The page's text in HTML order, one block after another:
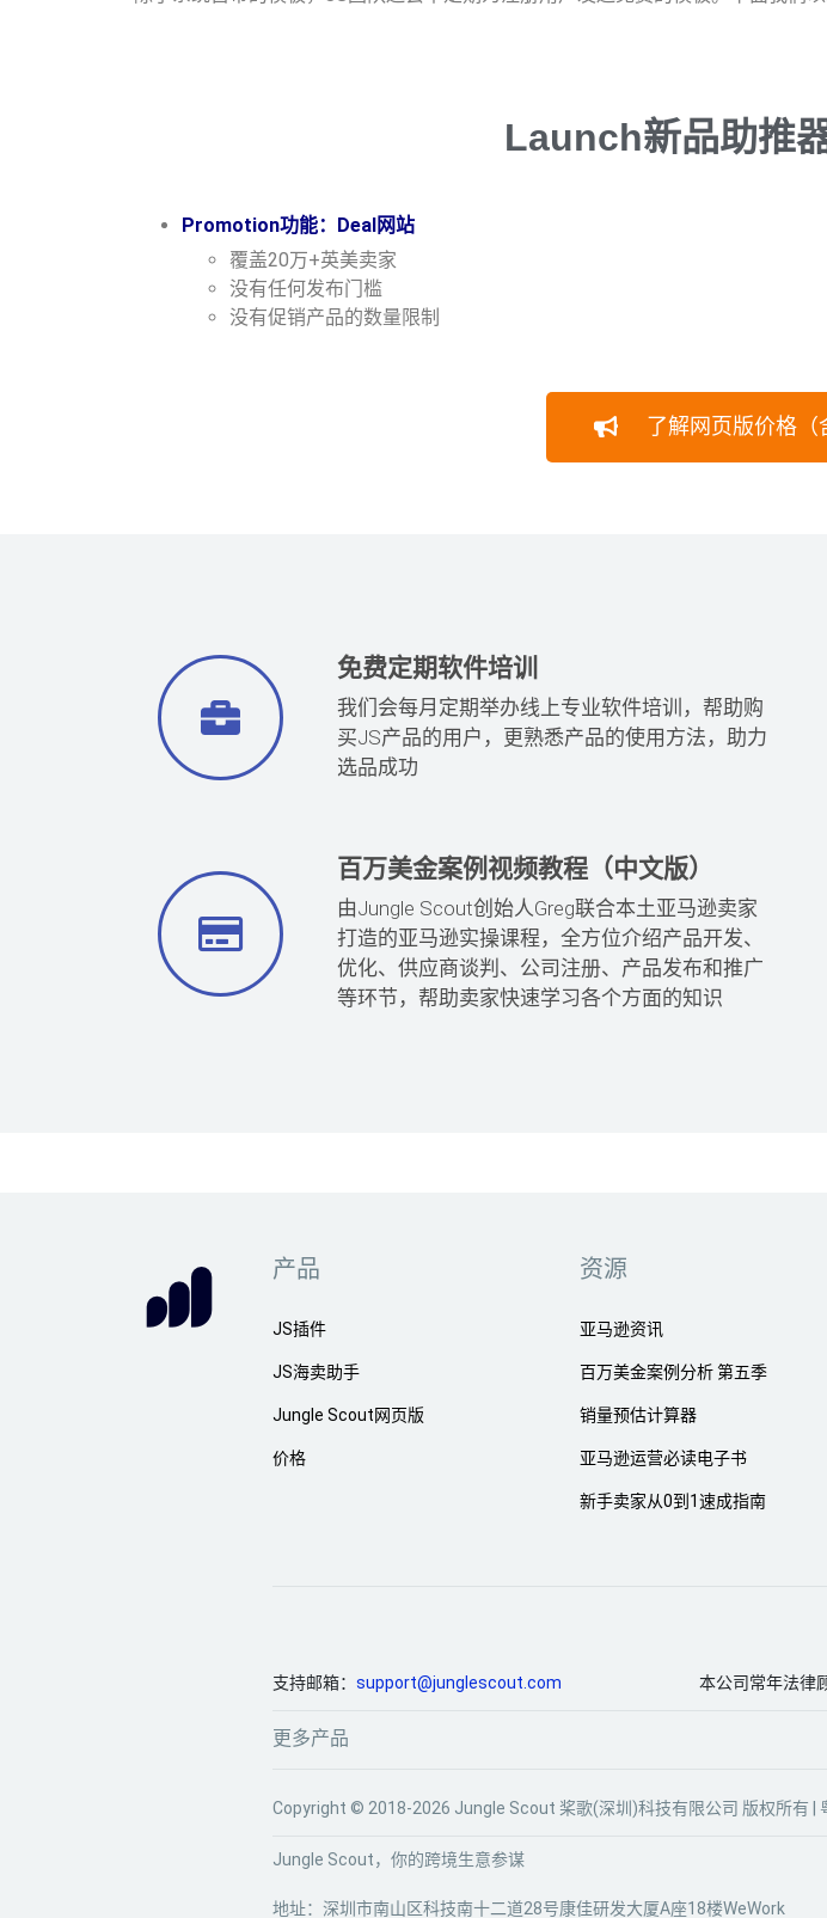
Launch新品助推
Promotion功能：Deal网站
覆盖20万+英美卖家
没有任何发布门槛
️没有促销产品的数量限制
了解网页版价格（
免费定期软件培训
我们会每月定期举办线上专业软件培训，帮助购
买JS产品的用户，更熟悉产品的使用方法，助力
选品成功
百万美金案例视频教程（中文版）
由Jungle Scout创始人Greg联合本土亚马逊卖家
打造的亚马逊实操课程，全方位介绍产品开发、
优化、供应商谈判、公司注册、产品发布和推广
等环节，帮助卖家快速学习各个方面的知识
产品
JS插件
JS海卖助手
Jungle Scout网页版
价格
资源
亚马逊资讯
百万美金案例分析 第五季
销量预估计算器
亚马逊运营必读电子书
新手卖家从0到1速成指南
支持邮箱： support@junglescout.com 本公司常年法律
更多产品
Copyright © 2018-2026 Jungle Scout 桨歌(深圳)科技有限公司 版权所有 |
Jungle Scout，你的跨境生意参谋
地址：深圳市南山区科技南十二道28号康佳研发大厦A座18楼WeWork